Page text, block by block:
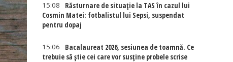
15:08
Răsturnare de situație la TAS în cazul lui
Cosmin Matei: fotbalistul lui Sepsi, suspendat
pentru dopaj
15:06
Bacalaureat 2026, sesiunea de toamnă. Ce
trebuie să știe cei care vor susține probele scrise